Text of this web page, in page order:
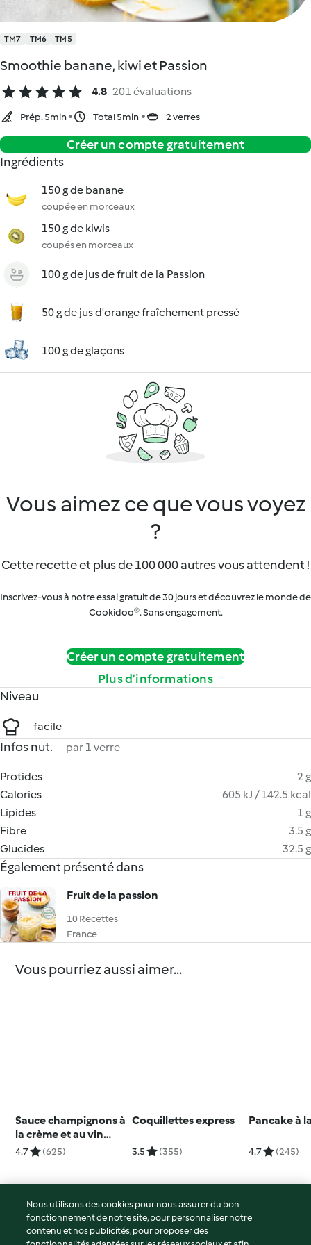
TM7 TM6 TM5
Smoothie banane, kiwi et Passion
4.8 201 évaluations
Prép. 5min Total 5min 2 verres
Créer un compte gratuitement
Ingrédients
150 g de banane
coupée en morceaux
150 g de kiwis
coupés en morceaux
100 g de jus de fruit de la Passion
50 g de jus d'orange fraîchement pressé
100 g de glaçons
Vous aimez ce que vous voyez
?
Cette recette et plus de 100 000 autres vous attendent !
Inscrivez-vous à notre essai gratuit de 30 jours et découvrez le monde de
Cookidoo®. Sans engagement.
Créer un compte gratuitement
Plus d’informations
Niveau
facile
Infos nut. par 1 verre
Protides
2 g
Calories
605 kJ / 142.5 kcal
Lipides
1 g
Fibre
3.5 g
Glucides
32.5 g
Également présenté dans
Fruit de la passion
10 Recettes
France
Vous pourriez aussi aimer...
Sauce champignons à
la crème et au vin
blanc
4.7 (625)
Coquillettes express
3.5 (355)
Pancake à
4.7 (245)
© Copyright 2026
Nous utilisons des cookies pour nous assurer du bon
fonctionnement de notre site, pour personnaliser notre
contenu et nos publicités, pour proposer des